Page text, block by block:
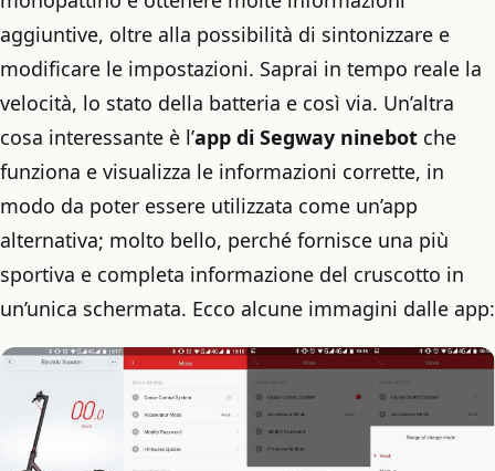
aggiuntive, oltre alla possibilità di sintonizzare e
modificare le impostazioni. Saprai in tempo reale la
velocità, lo stato della batteria e così via. Un’altra
cosa interessante è l’app di Segway ninebot che
funziona e visualizza le informazioni corrette, in
modo da poter essere utilizzata come un’app
alternativa; molto bello, perché fornisce una più
sportiva e completa informazione del cruscotto in
un’unica schermata. Ecco alcune immagini dalle app: